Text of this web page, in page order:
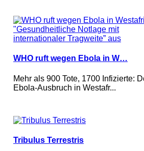
WHO ruft wegen Ebola in W…
Mehr als 900 Tote, 1700 Infizierte:
Ebola-Ausbruch in Westafr...
Tribulus Terrestris